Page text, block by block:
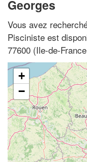
Georges
Vous avez
Pisciniste est
77600 (Ile-de-
+
−